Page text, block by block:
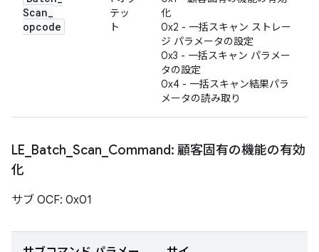
Scan_
opcode
テッ
ト
化
0x2 - 一括スキャン ストレー
ジ パラメータの設定
0x3 - 一括スキャン パラメー
タの設定
0x4 - 一括スキャン結果パラ
メータの読み取り
LE Batch Scan Command: 顧客固有の機能の有効
化
サブ OCF: 0x01